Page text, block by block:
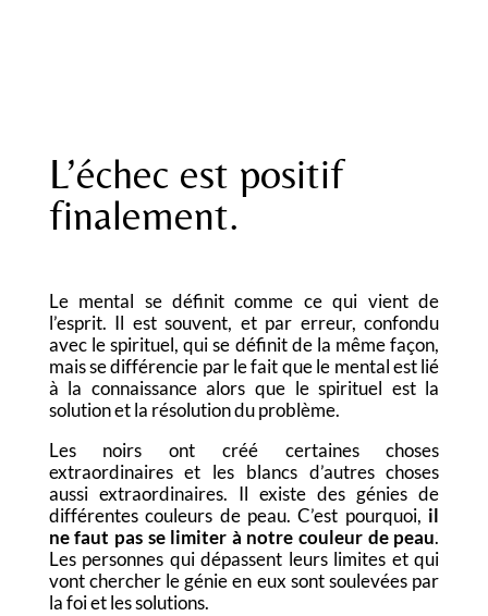
L’échec est positif
finalement.
Le mental se définit comme ce qui vient de
l’esprit. Il est souvent, et par erreur, confondu
avec le spirituel, qui se définit de la même façon,
mais se différencie par le fait que le mental est lié
à la connaissance alors que le spirituel est la
solution et la résolution du problème.
Les noirs ont créé certaines choses
extraordinaires et les blancs d’autres choses
aussi extraordinaires. Il existe des génies de
différentes couleurs de peau. C’est pourquoi, il
ne faut pas se limiter à notre couleur de peau.
Les personnes qui dépassent leurs limites et qui
vont chercher le génie en eux sont soulevées par
la foi et les solutions.